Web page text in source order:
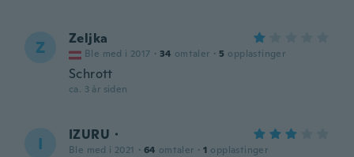
Z Zeljka
Ble med i 2017 · 34 omtaler · 5 opplastinger
Schrott
ca. 3 år siden
I IZURU・
Ble med i 2021 · 64 omtaler · 1 opplastinger